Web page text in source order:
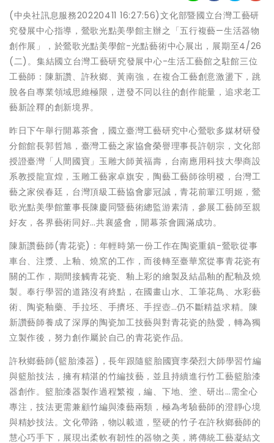
(中央社訊息服務20220411 16:27:56)文化部暨國立台灣工藝研
究發展中心指導，鶯歌光點美學館主辦之「五行複藝—生活器物
創作展」，於鶯歌光點美學館-光點藝術中心展出，展期至4/26
(二)。集結國立台灣工藝研究發展中心-生活工藝館之駐館三位
工藝師：陳新讚、許秋鄉、黃南強，在複合工藝創意激盪下，跳
脫各自專業領域思維極限，迸發不同以往的創作能量，追求老工
藝新詮釋的創新境界。
昨日下午舉行開幕茶會，國立臺灣工藝研究中心鶯歌多媒材研發
分館館長郭哲旭，臺灣工藝之家協會榮譽理事長許朝宗，文化部
授證臺灣「人間國寶」玉雕大師黃福壽，台南應用科技大學商設
系教授龍宣煌，玉雕工藝家卓旗安，陶藝工藝師徐明稷，台灣工
藝之家侯春廷，台灣頂級工藝協會廖冠誠，青花前輩江明姬，鶯
歌光點美學館董事長陳慶同暨藝術總監游素清，參展工藝師至親
好友，各界藝術同好…共襄盛會，開幕茶會圓滿成功。
陳新讚藝師(青花瓷)：年輕時第一份工作在陶瓷重鎮-鶯歌從事
車台、注漿、上釉、燒窯的工作，而後轉至臺華窯從事青花瓷有
關的工作，期間接觸青花瓷、釉上彩的繪製及結晶釉的配釉及燒
製。奉行學習的道路沒有終點，在國畫山水、工筆花鳥、水彩藝
術、陶瓷釉藥、手拉坯、手擠坯、手捏壺…仍不斷精益求精。陳
新讚藝師養成了深厚的陶瓷加工技藝與對青花瓷的熱愛，轉為獨
立製作後，努力創作屬於自己的青花瓷作品。
許秋鄉藝師(籃胎漆器)，長年跟隨籃胎國寶李榮烈大師學習竹編
與籃胎技法，擁有精湛的竹編技藝，並且持續進行竹工藝籃胎漆
器創作。籃胎漆器製作過程繁複，編、下地、塗、研出…需全心
專注，技法更需兼顧竹編與漆藝兩類，極為考驗藝師的澄靜心境
與精妙技法。文化帶路，物以載道，堅硬的竹子在許秋鄉藝師的
慧心巧手下，展現出柔軟有韌性的器物之美，將傳統工藝凝結文